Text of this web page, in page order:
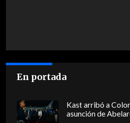
En portada
Kast arribó a
asunción de